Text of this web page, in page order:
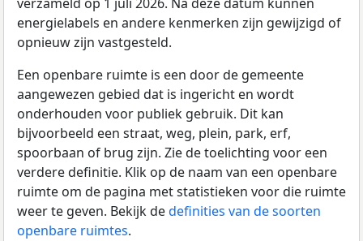
energielabels en andere kenmerken zijn gewijzigd of
opnieuw zijn vastgesteld.
Een openbare ruimte is een door de gemeente
aangewezen gebied dat is ingericht en wordt
onderhouden voor publiek gebruik. Dit kan
bijvoorbeeld een straat, weg, plein, park, erf,
spoorbaan of brug zijn. Zie de toelichting voor een
verdere definitie. Klik op de naam van een openbare
ruimte om de pagina met statistieken voor die ruimte
weer te geven. Bekijk dedefinities van de soorten
openbare ruimtes.